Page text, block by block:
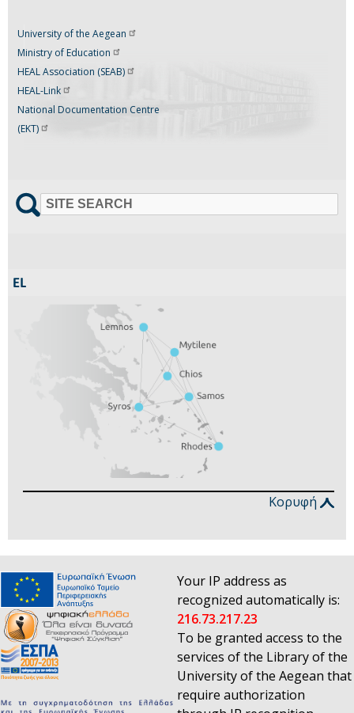
University of the Aegean
Ministry of Education
HEAL Association (SEAB)
HEAL-Link
National Documentation Centre
(EKT)
SITE SEARCH
Κορυφή
Your IP address as
recognized automatically is:
216.73.217.23
To be granted access to the
services of the Library of the
University of the Aegean that
require authorization